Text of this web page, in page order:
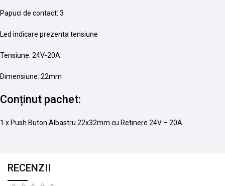
Papuci de contact: 3
Led indicare prezenta tensiune
Tensiune: 24V-20A
Dimensiune: 22mm
Conținut pachet:
1 x Push Buton Albastru 22x32mm cu Retinere 24V – 20A
RECENZII